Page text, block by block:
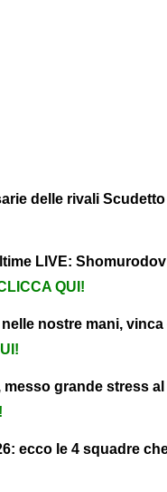
delle rivali
LIVE:
QUI!
nostre mani,
grande stress
ecco le 4 squadre